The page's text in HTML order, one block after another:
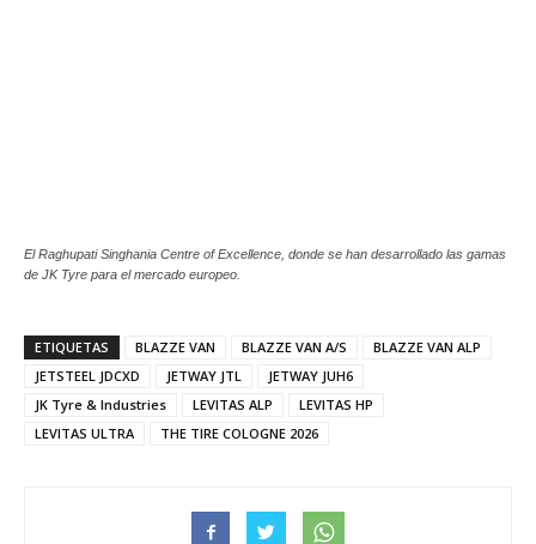
El Raghupati Singhania Centre of Excellence, donde se han desarrollado las gamas
de JK Tyre para el mercado europeo.
ETIQUETAS BLAZZE VAN BLAZZE VAN A/S
BLAZZE VAN ALP
JETSTEEL JDCXD
JETWAY JTL
JETWAY JUH6
JK Tyre & Industries
LEVITAS ALP
LEVITAS HP
LEVITAS ULTRA
THE TIRE COLOGNE 2026